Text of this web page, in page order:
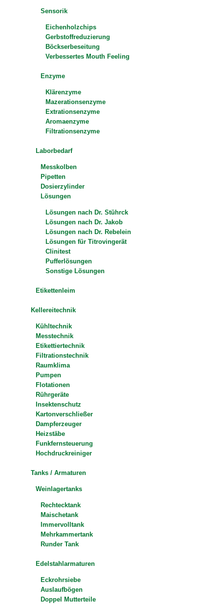
Sensorik
Eichenholzchips
Gerbstoffreduzierung
Böckserbeseitung
Verbessertes Mouth Feeling
Enzyme
Klärenzyme
Mazerationsenzyme
Extrationsenzyme
Aromaenzyme
Filtrationsenzyme
Laborbedarf
Messkolben
Pipetten
Dosierzylinder
Lösungen
Lösungen nach Dr. Stührck
Lösungen nach Dr. Jakob
Lösungen nach Dr. Rebelein
Lösungen für Titrovingerät
Clinitest
Pufferlösungen
Sonstige Lösungen
Etikettenleim
Kellereitechnik
Kühltechnik
Messtechnik
Etikettiertechnik
Filtrationstechnik
Raumklima
Pumpen
Flotationen
Rührgeräte
Insektenschutz
Kartonverschließer
Dampferzeuger
Heizstäbe
Funkfernsteuerung
Hochdruckreiniger
Tanks / Armaturen
Weinlagertanks
Rechtecktank
Maischetank
Immervolltank
Mehrkammertank
Runder Tank
Edelstahlarmaturen
Eckrohrsiebe
Auslaufbögen
Doppel Mutterteile